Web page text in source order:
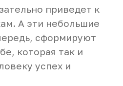
приведет к
А эти небольшие
сформируют
которая так и
успех и